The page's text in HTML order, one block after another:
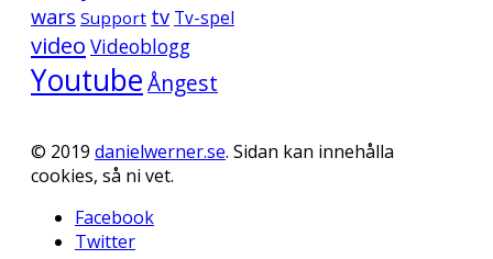
wars Support tv Tv-spel
video Videoblogg
YoutubeÅngest
© 2019 danielwerner.se. Sidan kan innehålla
cookies, så ni vet.
Facebook
Twitter